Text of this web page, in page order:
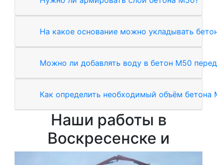
На какое основание можно укладывать
Можно ли добавлять воду в бетон М50
Как определить необходимый объём бетона
Наши работы в
Воскресенске и